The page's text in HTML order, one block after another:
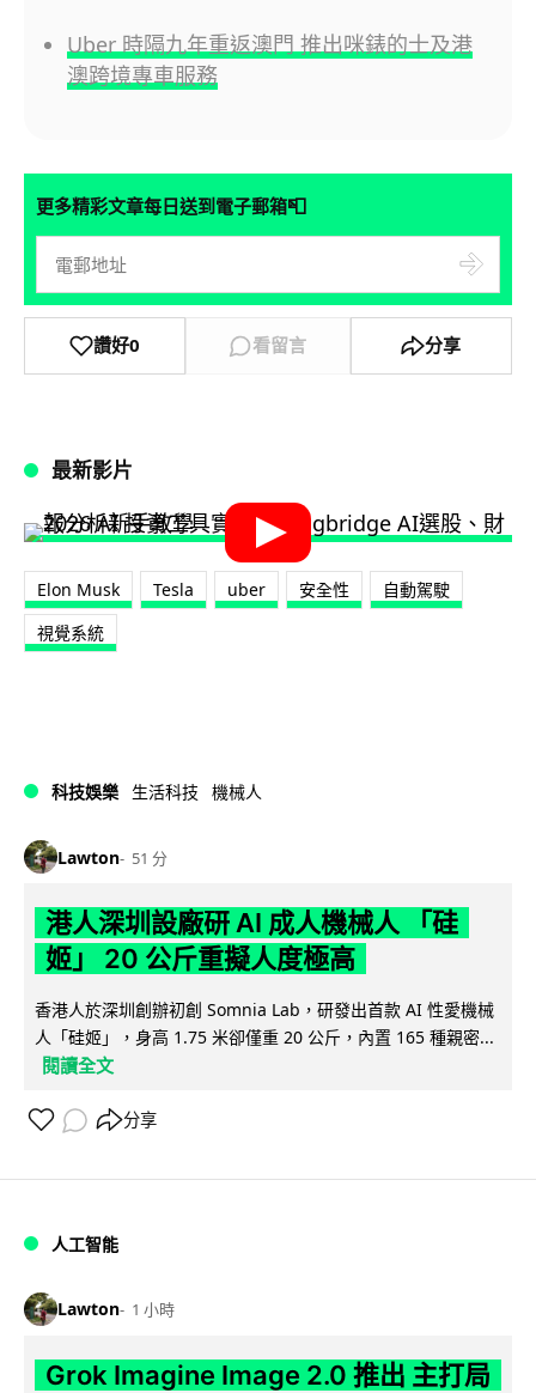
Uber 時隔九年重返澳門 推出咪錶的士及港
澳跨境專車服務
更多精彩文章每日送到電子郵箱📮
讚好0 看留言 分享
最新影片
Elon Musk Tesla uber 安全性
自動駕駛
視覺系統
科技娛樂 生活科技 機械人
Lawton 51 分
港人深圳設廠研 AI 成人機械人 「硅
姬」 20 公斤重擬人度極高
香港人於深圳創辦初創 Somnia Lab，研發出首款 AI 性愛機械
人「硅姬」，身高 1.75 米卻僅重 20 公斤，內置 165 種親密...
閱讀全文
分享
人工智能
Lawton 1 小時
Grok Imagine Image 2.0 推出 主打局